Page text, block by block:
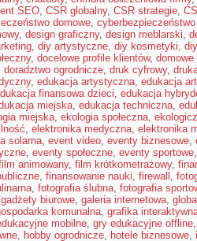
SEO, CSR globalny, CSR strategie,
domowe,
, design graficzny, design meblarski,
, diy artystyczne, diy kosmetyki,
, docelowe profile klientów,
doradztwo ogrodnicze, druk cyfrowy,
, edukacja artystyczna, edukacja
finansowa dzieci, edukacja
miejska, edukacja techniczna,
miejska, ekologia społeczna,
, elektronika medyczna, elektronika
solarna, event video, eventy biznesowe,
, eventy społeczne, eventy sportowe
animowany, film krótkometrażowy,
, finansowanie nauki, firewall ,
, fotografia ślubna, fotografia
gadżety biurowe, galeria internetowa,
komunalna, grafika
mobilne, gry edukacyjne offline
, hobby ogrodnicze, hotele biznesowe,